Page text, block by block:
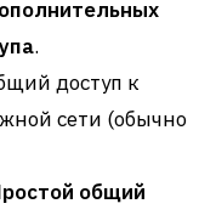
.
доступ к
сети (обычно
общий